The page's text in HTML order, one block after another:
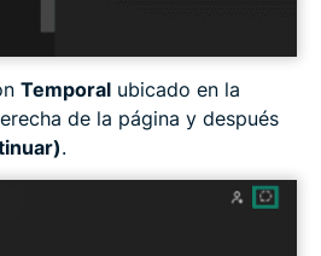
Temporal ubicado en la
de la página y después
.